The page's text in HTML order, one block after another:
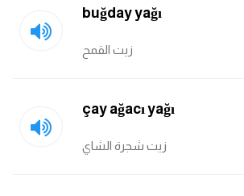
buğday yağı
زيت القمح
çay ağacı yağı
زيت شجرة الشاي